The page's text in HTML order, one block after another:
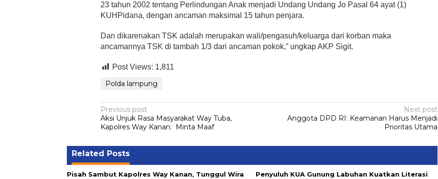
23 tahun 2002 tentang Perlindungan Anak menjadi Undang Undang Jo Pasal 64 ayat (1)
KUHPidana, dengan ancaman maksimal 15 tahun penjara.
Dan dikarenakan TSK adalah merupakan wali/pengasuh/keluarga dari korban maka
ancamannya TSK di tambah 1/3 dari ancaman pokok,” ungkap AKP Sigit.
Post Views: 1,811
Polda lampung
Post
navigation
Previous post
Aksi Unjuk Rasa Masyarakat Way Tuba,
Kapolres Way Kanan: Minta Maaf
Next post
Anggota DPD RI: Keamanan Harus Menjadi
Prioritas Utama
Related Posts
Pisah Sambut Kapolres Way Kanan, Tunggul Wira
Penyuluh KUA Gunung Labuhan Kuatkan Literasi